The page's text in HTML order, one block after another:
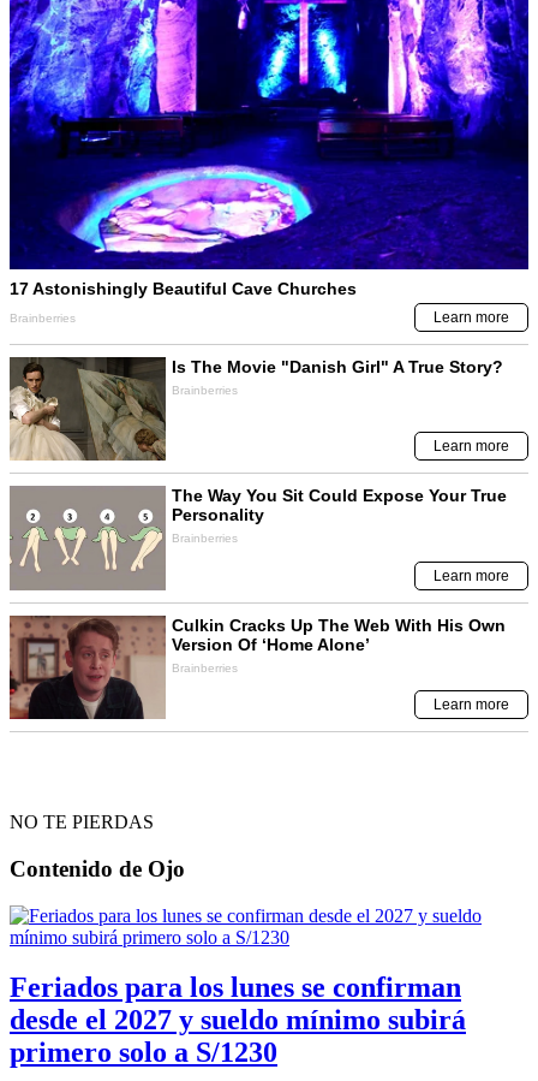
NO TE PIERDAS
Contenido de Ojo
Feriados para los lunes se confirman
desde el 2027 y sueldo mínimo subirá
primero solo a S/1230